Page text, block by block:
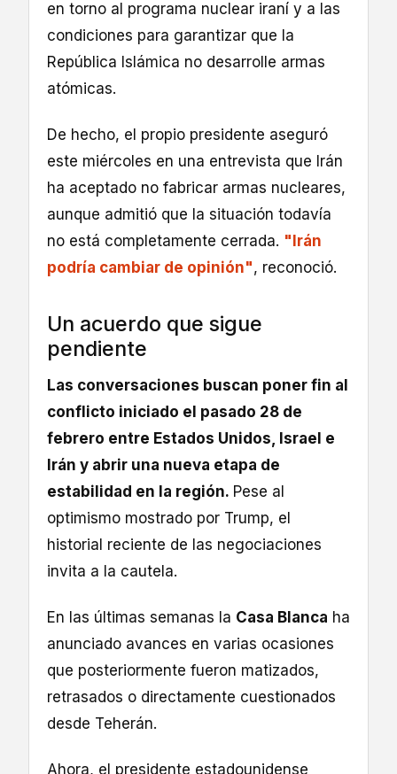
en torno al programa nuclear iraní y a las
condiciones para garantizar que la
República Islámica no desarrolle armas
atómicas.
De hecho, el propio presidente aseguró
este miércoles en una entrevista que Irán
ha aceptado no fabricar armas nucleares,
aunque admitió que la situación todavía
no está completamente cerrada. "Irán
podría cambiar de opinión", reconoció.
Un acuerdo que sigue
pendiente
Las conversaciones buscan poner fin al
conflicto iniciado el pasado 28 de
febrero entre Estados Unidos, Israel e
Irán y abrir una nueva etapa de
estabilidad en la región. Pese al
optimismo mostrado por Trump, el
historial reciente de las negociaciones
invita a la cautela.
En las últimas semanas la Casa Blanca ha
anunciado avances en varias ocasiones
que posteriormente fueron matizados,
retrasados o directamente cuestionados
desde Teherán.
Ahora, el presidente estadounidense